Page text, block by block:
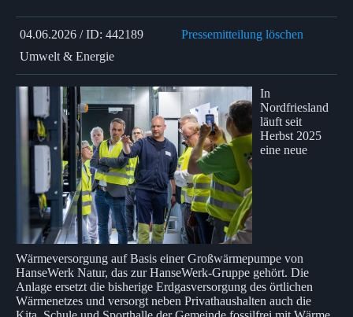
04.06.2026 / ID: 442189
Pressemitteilung löschen
Umwelt & Energie
In
Nordfriesland
läuft seit
Herbst 2025
eine neue
Wärmeversorgung auf Basis einer Großwärmepumpe von
HanseWerk Natur, das zur HanseWerk-Gruppe gehört. Die
Anlage ersetzt die bisherige Erdgasversorgung des örtlichen
Wärmenetzes und versorgt neben Privathaushalten auch die